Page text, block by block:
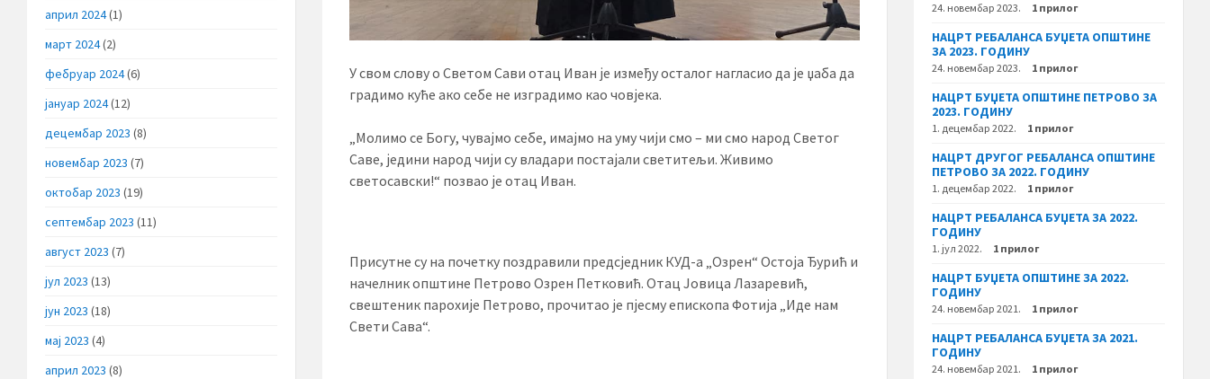
У свом слову о Светом Сави отац Иван је између осталог нагласио да је џаба да
градимо куће ако себе не изградимо као човјека.
„Молимо се Богу, чувајмо себе, имајмо на уму чији смо – ми смо народ Светог
Саве, једини народ чији су владари постајали светитељи. Живимо
светосавски!“ позвао је отац Иван.
Присутне су на почетку поздравили предсједник КУД-а „Озрен“ Остоја Ђурић и
начелник општине Петрово Озрен Петковић. Отац Јовица Лазаревић,
свештеник парохије Петрово, прочитао је пјесму епископа Фотија „Иде нам
Свети Сава“.
април 2024(1)
март 2024(2)
фебруар 2024(6)
јануар 2024(12)
децембар 2023 (8)
новембар 2023 (7)
октобар 2023 (19)
септембар 2023 (11)
август 2023 (7)
јул 2023 (13)
јун 2023 (18)
мај 2023 (4)
април 2023 (8)
24. новембар 2023. 1 прилог
НАЦРТ РЕБАЛАНСА БУЏЕТА ОПШТИНЕ
ЗА 2023. ГОДИНУ
24. новембар 2023. 1 прилог
НАЦРТ БУЏЕТА ОПШТИНЕ ПЕТРОВО ЗА
2023. ГОДИНУ
1. децембар 2022. 1 прилог
НАЦРТ ДРУГОГ РЕБАЛАНСА ОПШТИНЕ
ПЕТРОВО ЗА 2022. ГОДИНУ
1. децембар 2022. 1 прилог
НАЦРТ РЕБАЛАНСА БУЏЕТА ЗА 2022.
ГОДИНУ
1. јул 2022. 1 прилог
НАЦРТ БУЏЕТА ОПШТИНЕ ЗА 2022.
ГОДИНУ
24. новембар 2021. 1 прилог
НАЦРТ РЕБАЛАНСА БУЏЕТА ЗА 2021.
ГОДИНУ
24. новембар 2021. 1 прилог